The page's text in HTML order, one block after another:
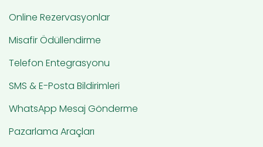
Online Rezervasyonlar
Misafir Ödüllendirme
Telefon Entegrasyonu
SMS & E-Posta Bildirimleri
WhatsApp Mesaj Gönderme
Pazarlama Araçları